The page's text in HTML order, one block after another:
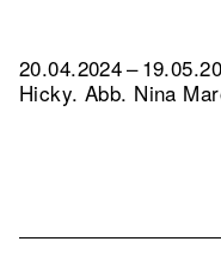
20.04.2024 –
Hicky. Abb. Nina